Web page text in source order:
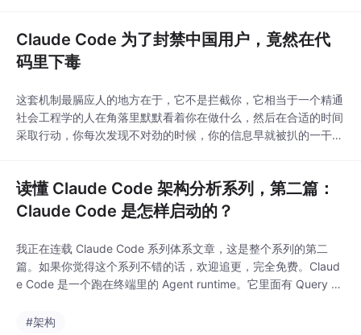
额外整理 import、改公
Claude Code 为了封禁中国用户，竟然在代
码里下毒
这套机制最膈应人的地方在于，它不是拦截你，它相当于一个精通
社会工程学的人在角落里默默看着你在做什么，然后在合适的时间
采取行动，你每次发现不对劲的时候，你的信息早就被扒的一干二
无需另行通知。这意味着，A 社 在终止服务这件事上拥有极大的
自由权，它可以随时终止，甚至在用户违反时无需任何通
读懂 Claude Code 架构分析系列，第二篇：
Claude Code 是怎样启动的？
我正在连载 Claude Code 系列体系文章，这是整个系列的第二
篇。如果你觉得这个系列不错的话，欢迎追更，完全免费。Claud
e Code 是一个跑在终端里的 Agent runtime。它里面有 Query Lo
东西听起来已经够复杂了。那么问题来了。Claude Code 里面塞
#架构